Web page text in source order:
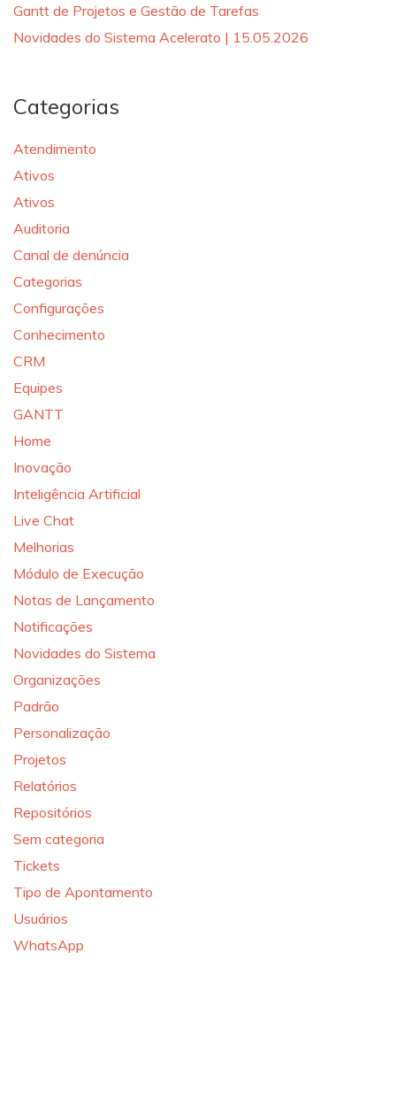
Gantt de Projetos e Gestão de Tarefas
Novidades do Sistema Acelerato | 15.05.2026
Categorias
Atendimento
Ativos
Ativos
Auditoria
Canal de denúncia
Categorias
Configurações
Conhecimento
CRM
Equipes
GANTT
Home
Inovação
Inteligência Artificial
Live Chat
Melhorias
Módulo de Execução
Notas de Lançamento
Notificações
Novidades do Sistema
Organizações
Padrão
Personalização
Projetos
Relatórios
Repositórios
Sem categoria
Tickets
Tipo de Apontamento
Usuários
WhatsApp